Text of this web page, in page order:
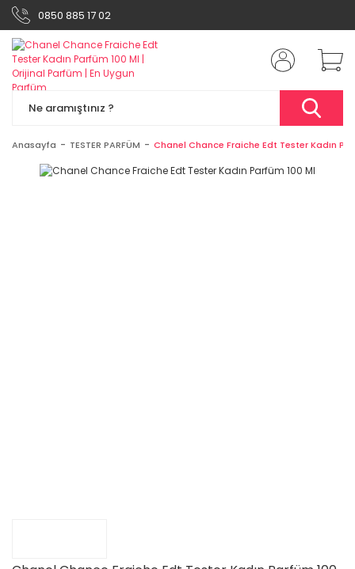
0850 885 17 02
Anasayfa TESTER PARFÜM Chanel Chance Fraiche Edt Tester Kadın